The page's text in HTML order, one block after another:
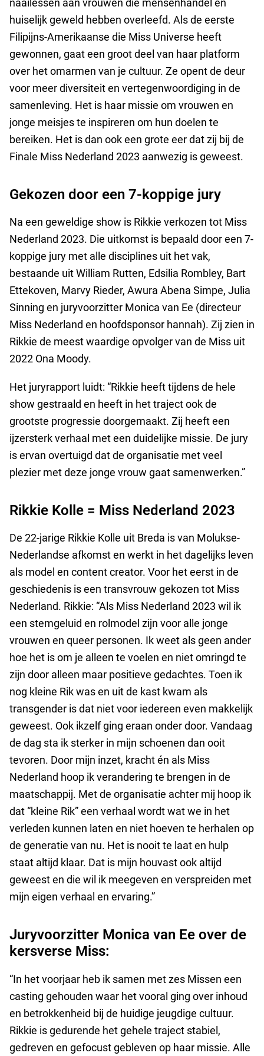
naailessen aan vrouwen die mensenhandel en
huiselijk geweld hebben overleefd. Als de eerste
Filipijns-Amerikaanse die Miss Universe heeft
gewonnen, gaat een groot deel van haar platform
over het omarmen van je cultuur. Ze opent de deur
voor meer diversiteit en vertegenwoordiging in de
samenleving. Het is haar missie om vrouwen en
jonge meisjes te inspireren om hun doelen te
bereiken. Het is dan ook een grote eer dat zij bij de
Finale Miss Nederland 2023 aanwezig is geweest.
Gekozen door een 7-koppige jury
Na een geweldige show is Rikkie verkozen tot Miss
Nederland 2023. Die uitkomst is bepaald door een 7-
koppige jury met alle disciplines uit het vak,
bestaande uit William Rutten, Edsilia Rombley, Bart
Ettekoven, Marvy Rieder, Awura Abena Simpe, Julia
Sinning en juryvoorzitter Monica van Ee (directeur
Miss Nederland en hoofdsponsor hannah). Zij zien in
Rikkie de meest waardige opvolger van de Miss uit
2022 Ona Moody.
Het juryrapport luidt: “Rikkie heeft tijdens de hele
show gestraald en heeft in het traject ook de
grootste progressie doorgemaakt. Zij heeft een
ijzersterk verhaal met een duidelijke missie. De jury
is ervan overtuigd dat de organisatie met veel
plezier met deze jonge vrouw gaat samenwerken.”
Rikkie Kolle = Miss Nederland 2023
De 22-jarige Rikkie Kolle uit Breda is van Molukse-
Nederlandse afkomst en werkt in het dagelijks leven
als model en content creator. Voor het eerst in de
geschiedenis is een transvrouw gekozen tot Miss
Nederland. Rikkie: “Als Miss Nederland 2023 wil ik
een stemgeluid en rolmodel zijn voor alle jonge
vrouwen en queer personen. Ik weet als geen ander
hoe het is om je alleen te voelen en niet omringd te
zijn door alleen maar positieve gedachtes. Toen ik
nog kleine Rik was en uit de kast kwam als
transgender is dat niet voor iedereen even makkelijk
geweest. Ook ikzelf ging eraan onder door. Vandaag
de dag sta ik sterker in mijn schoenen dan ooit
tevoren. Door mijn inzet, kracht én als Miss
Nederland hoop ik verandering te brengen in de
maatschappij. Met de organisatie achter mij hoop ik
dat “kleine Rik” een verhaal wordt wat we in het
verleden kunnen laten en niet hoeven te herhalen op
de generatie van nu. Het is nooit te laat en hulp
staat altijd klaar. Dat is mijn houvast ook altijd
geweest en die wil ik meegeven en verspreiden met
mijn eigen verhaal en ervaring.”
Juryvoorzitter Monica van Ee over de
kersverse Miss:
“In het voorjaar heb ik samen met zes Missen een
casting gehouden waar het vooral ging over inhoud
en betrokkenheid bij de huidige jeugdige cultuur.
Rikkie is gedurende het gehele traject stabiel,
gedreven en gefocust gebleven op haar missie. Alle